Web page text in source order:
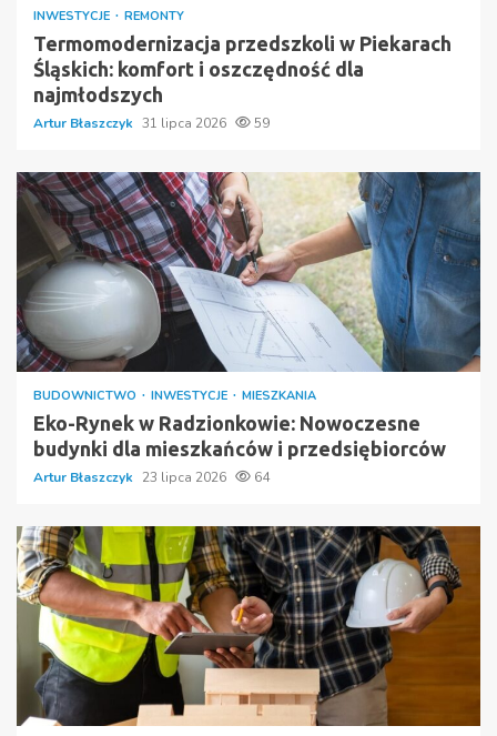
INWESTYCJE REMONTY
Termomodernizacja przedszkoli w Piekarach
Śląskich: komfort i oszczędność dla
najmłodszych
Artur Błaszczyk 31 lipca 2026 59
BUDOWNICTWO INWESTYCJE MIESZKANIA
Eko-Rynek w Radzionkowie: Nowoczesne
budynki dla mieszkańców i przedsiębiorców
Artur Błaszczyk 23 lipca 2026 64